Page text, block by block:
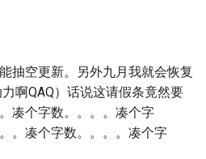
抽空更新。另外九月我就会恢复
啊QAQ）话说这请假条竟然要
凑个字数。。。。凑个字
。凑个字数。。。。凑个字